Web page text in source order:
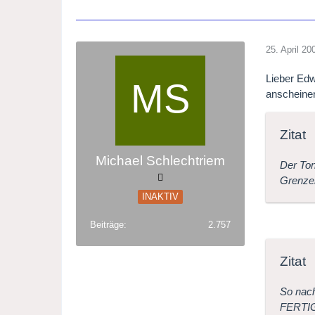
Michael Schlechtriem
INAKTIV
Beiträge 2.757
25. April
Lieber
Zitat
Der
Zitat
So